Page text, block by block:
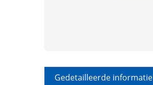
Gedetailleerde informatie